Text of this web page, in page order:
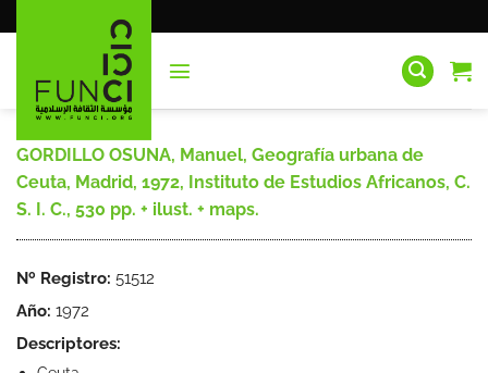
al
GORDILLO OSUNA, Manuel, Geografía urbana de
Ceuta, Madrid, 1972, Instituto de Estudios Africanos, C.
S. I. C., 530 pp. + ilust. + maps.
Nº Registro: 51512
Año: 1972
Descriptores: